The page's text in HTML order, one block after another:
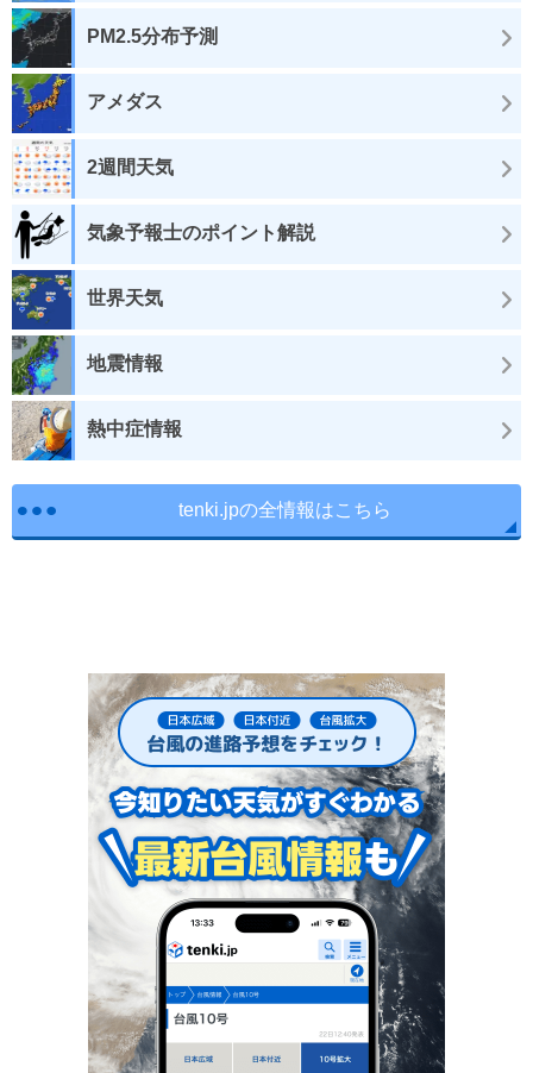
PM2.5分布予測
アメダス
2週間天気
気象予報士のポイント解説
世界天気
地震情報
熱中症情報
tenki.jpの全情報はこちら